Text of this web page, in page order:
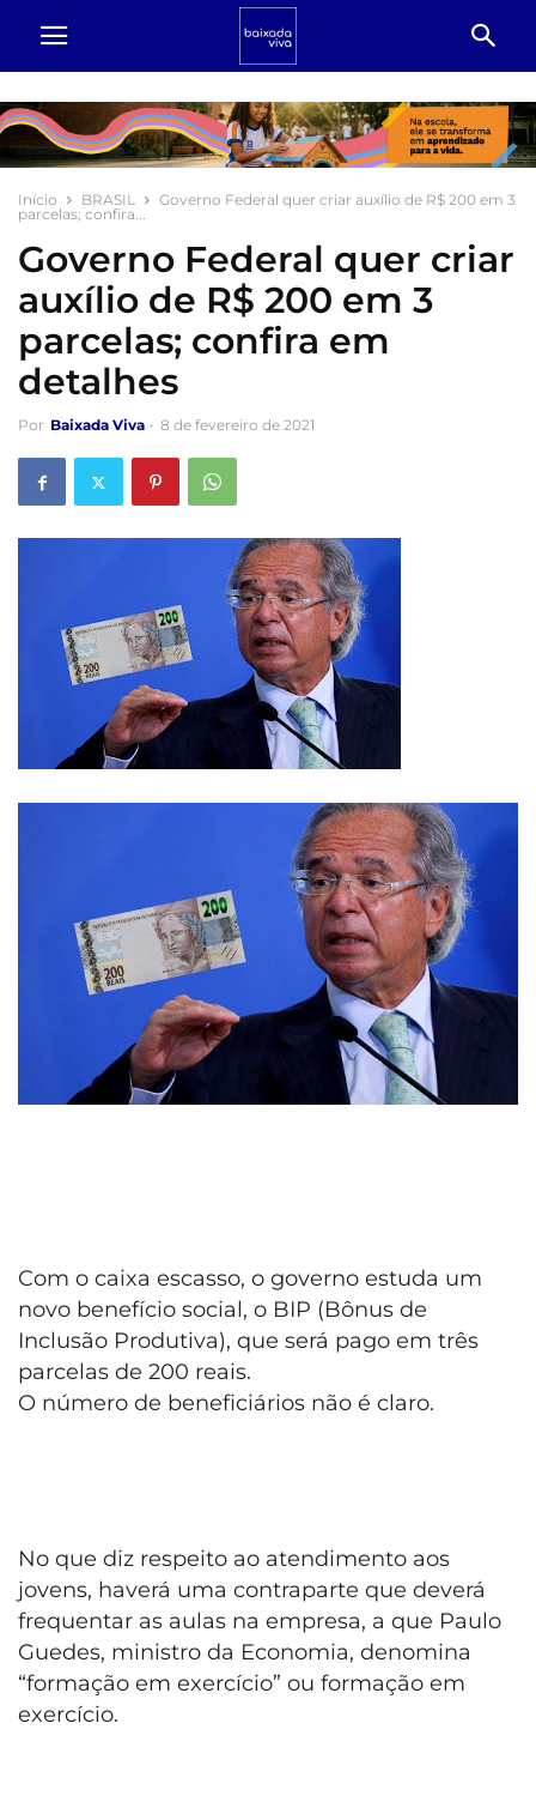
Início BRASIL
Governo Federal quer criar auxílio de R$ 200 em 3
parcelas; confira...
Governo Federal quer criar
auxílio de R$ 200 em 3
parcelas; confira em
detalhes
Por Baixada Viva - 8 de fevereiro de 2021
Com o caixa escasso, o governo estuda um
novo benefício social, o BIP (Bônus de
Inclusão Produtiva), que será pago em três
parcelas de 200 reais.
O número de beneficiários não é claro.
No que diz respeito ao atendimento aos
jovens, haverá uma contraparte que deverá
frequentar as aulas na empresa, a que Paulo
Guedes, ministro da Economia, denomina
“formação em exercício” ou formação em
exercício.